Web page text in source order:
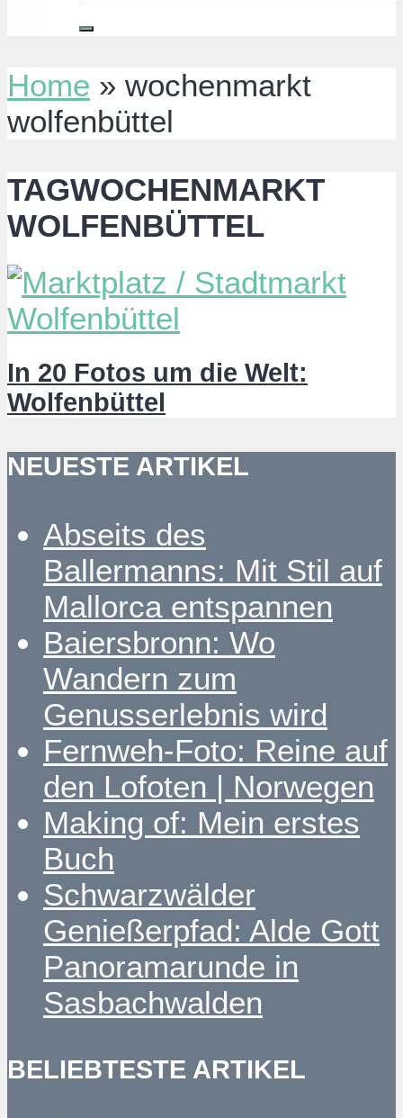
Home » wochenmarkt
wolfenbüttel
TAGWOCHENMARKT
WOLFENBÜTTEL
In 20 Fotos um die Welt:
Wolfenbüttel
NEUESTE ARTIKEL
Abseits des
Ballermanns: Mit Stil auf
Mallorca entspannen
Baiersbronn: Wo
Wandern zum
Genusserlebnis wird
Fernweh-Foto: Reine auf
den Lofoten | Norwegen
Making of: Mein erstes
Buch
Schwarzwälder
Genießerpfad: Alde Gott
Panoramarunde in
Sasbachwalden
BELIEBTESTE ARTIKEL